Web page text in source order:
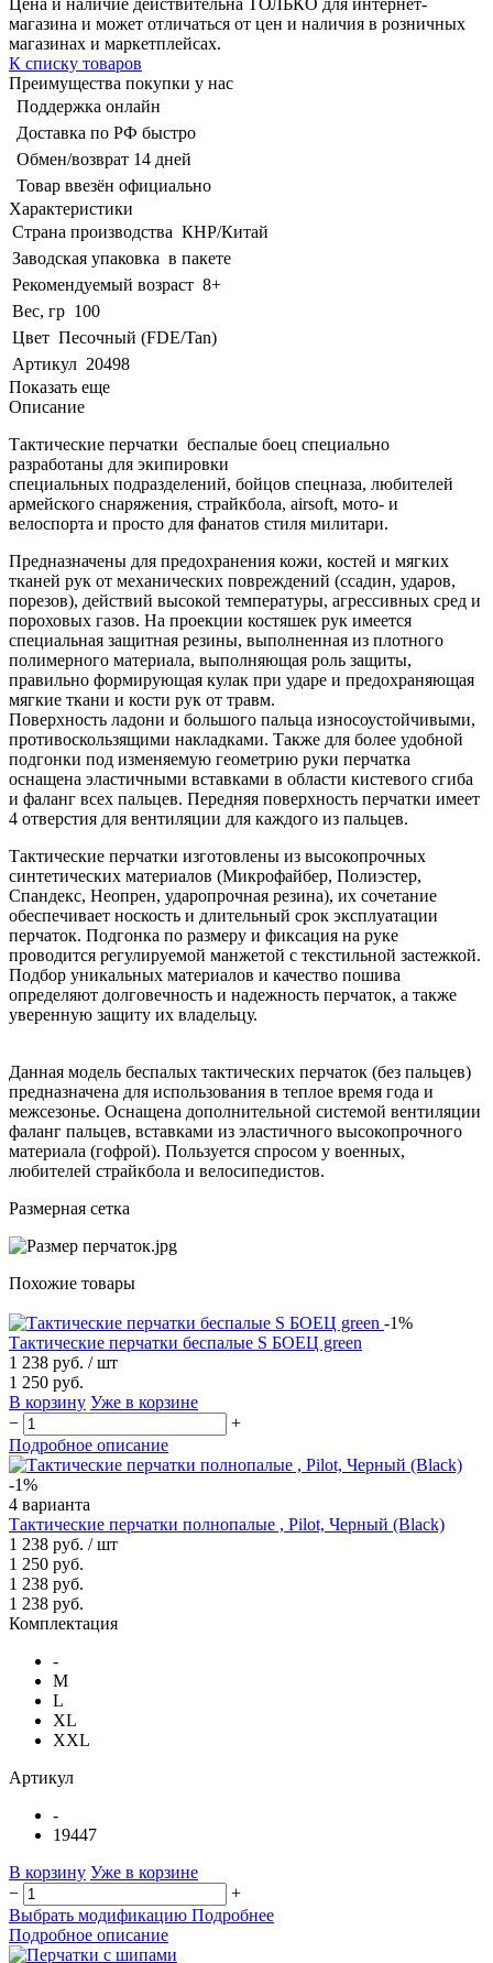
магазина и может отличаться от цен и наличия в розничных
магазинах и маркетплейсах.
К списку товаров
Преимущества покупки у нас
Поддержка онлайн
Доставка по РФ быстро
Обмен/возврат 14 дней
Товар ввезён официально
Характеристики
Страна производства КНР/Китай
Заводская упаковка в пакете
Рекомендуемый возраст 8+
Вес, гр 100
Цвет Песочный (FDE/Tan)
Артикул 20498
Показать еще
Описание
Тактические перчатки беспалые боец специально
разработаны для экипировки
специальных подразделений, бойцов спецназа, любителей
армейского снаряжения, страйкбола, airsoft, мото- и
велоспорта и просто для фанатов стиля милитари.
Предназначены для предохранения кожи, костей и мягких
тканей рук от механических повреждений (ссадин, ударов,
порезов), действий высокой температуры, агрессивных сред и
пороховых газов. На проекции костяшек рук имеется
специальная защитная резины, выполненная из плотного
полимерного материала, выполняющая роль защиты,
правильно формирующая кулак при ударе и предохраняющая
мягкие ткани и кости рук от травм.
Поверхность ладони и большого пальца износоустойчивыми,
противоскользящими накладками. Также для более удобной
подгонки под изменяемую геометрию руки перчатка
оснащена эластичными вставками в области кистевого сгиба
и фаланг всех пальцев. Передняя поверхность перчатки имеет
4 отверстия для вентиляции для каждого из пальцев.
Тактические перчатки изготовлены из высокопрочных
синтетических материалов (Микрофайбер, Полиэстер,
Спандекс, Неопрен, ударопрочная резина), их сочетание
обеспечивает носкость и длительный срок эксплуатации
перчаток. Подгонка по размеру и фиксация на руке
проводится регулируемой манжетой с текстильной застежкой.
Подбор уникальных материалов и качество пошива
определяют долговечность и надежность перчаток, а также
уверенную защиту их владельцу.
Данная модель беспалых тактических перчаток (без пальцев)
предназначена для использования в теплое время года и
межсезонье. Оснащена дополнительной системой вентиляции
фаланг пальцев, вставками из эластичного высокопрочного
материала (гофрой). Пользуется спросом у военных,
любителей страйкбола и велосипедистов.
Размерная сетка
Похожие товары
-1%
Тактические перчатки беспалые S БОЕЦ green
1 238 руб. / шт
1 250 руб.
В корзину Уже в корзине
−
+
Подробное описание
-1%
4 варианта
Тактические перчатки полнопалые , Pilot, Черный (Black)
1 238 руб. / шт
1 250 руб.
1 238 руб.
1 238 руб.
Комплектация
-
M
L
XL
XXL
Артикул
-
19447
В корзину Уже в корзине
−
+
Выбрать модификацию Подробнее
Подробное описание